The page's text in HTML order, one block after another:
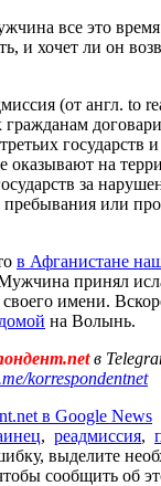
все это
и хочет ли он
(от англ. to
гражданам
государств
оказывают на
за
пребывания или
в Афганистане
принял
своего имени.
на Волынь.
в
korrespondentnet
в Google News
, реадмиссия,
выделите
сообщить об